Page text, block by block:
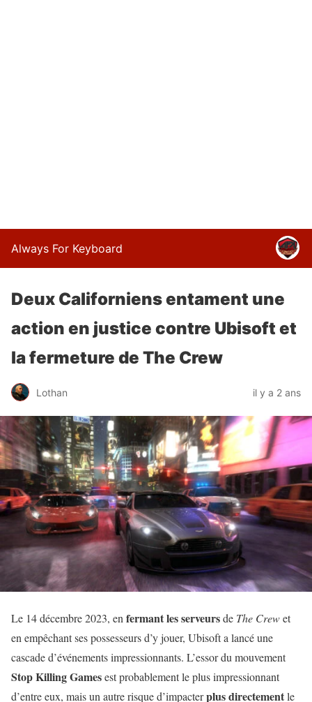
Always For Keyboard
Deux Californiens entament une
action en justice contre Ubisoft et
la fermeture de The Crew
Lothan il y a 2 ans
Le 14 décembre 2023, en fermant les serveursde The Crewet
en empêchant ses possesseurs d’y jouer, Ubisoft a lancé une
cascade d’événements impressionnants. L’essor du mouvement
Stop Killing Gamesest probablement le plus impressionnant
d’entre eux, mais un autre risque d’impacterplus directementle